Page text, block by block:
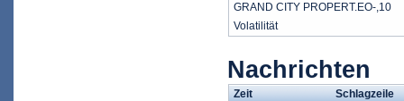
GRAND CITY PROPERT.EO-,10
Volatilität
Nachrichten
Zeit
Schlagzeile